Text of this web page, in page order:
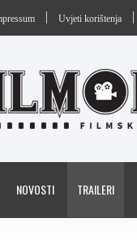
Uvjeti korištenja
NOVOSTI TRAILERI